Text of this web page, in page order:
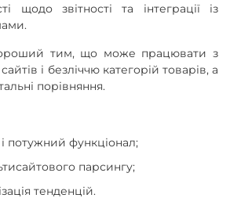
щодо звітності та інтеграції із
тим, що може працювати з
і безліччю категорій товарів, а
порівняння.
потужний функціонал;
парсингу;
тенденцій.